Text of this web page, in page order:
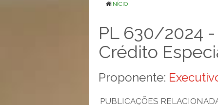
INÍCIO
PL 630/2024
Crédito
Proponente:
PUBLICAÇÕES